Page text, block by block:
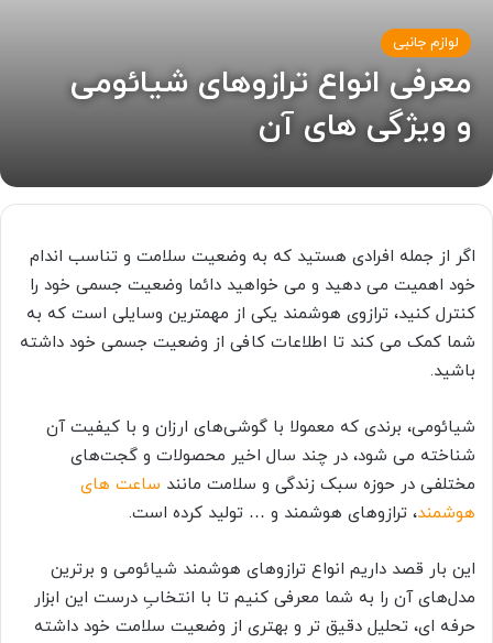
لوازم جانبی
معرفی انواع ترازوهای شیائومی
و ویژگی های آن
اگر از جمله افرادی هستید که به وضعیت سلامت و تناسب اندام
خود اهمیت می دهید و می خواهید دائما وضعیت جسمی خود را
کنترل کنید، ترازوی هوشمند یکی از مهمترین وسایلی است که به
شما کمک می کند تا اطلاعات کافی از وضعیت جسمی خود داشته
باشید.
شیائومی، برندی که معمولا با گوشی‌های ارزان و با کیفیت آن
شناخته می شود، در چند سال اخیر محصولات و گجت‌های
مختلفی در حوزه سبک زندگی و سلامت مانند ساعت های
هوشمند، ترازوهای هوشمند و … تولید کرده است.
این بار قصد داریم انواع ترازوهای هوشمند شیائومی و برترین
مدل‌های آن را به شما معرفی کنیم تا با انتخابِ درست این ابزار
حرفه ای، تحلیل دقیق تر و بهتری از وضعیت سلامت خود داشته